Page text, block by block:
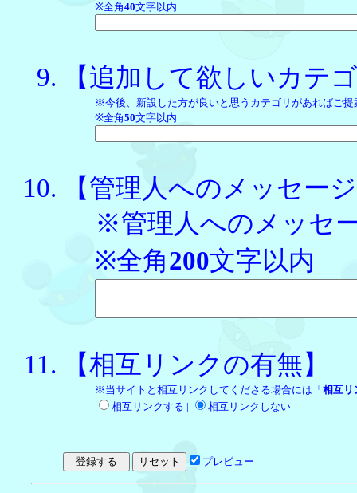
※全角40文字以内
【追加して欲しいカテ
※今後、新設した方が良いと思うカテゴリがあればご提
※全角50文字以内
【管理人へのメッセー
※管理人へのメッセ
※全角200文字以内
【相互リンクの有無】
※当サイトと相互リンクしてくださる場合には「相互リ
相互リンクする |
相互リンクしない
プレビュー